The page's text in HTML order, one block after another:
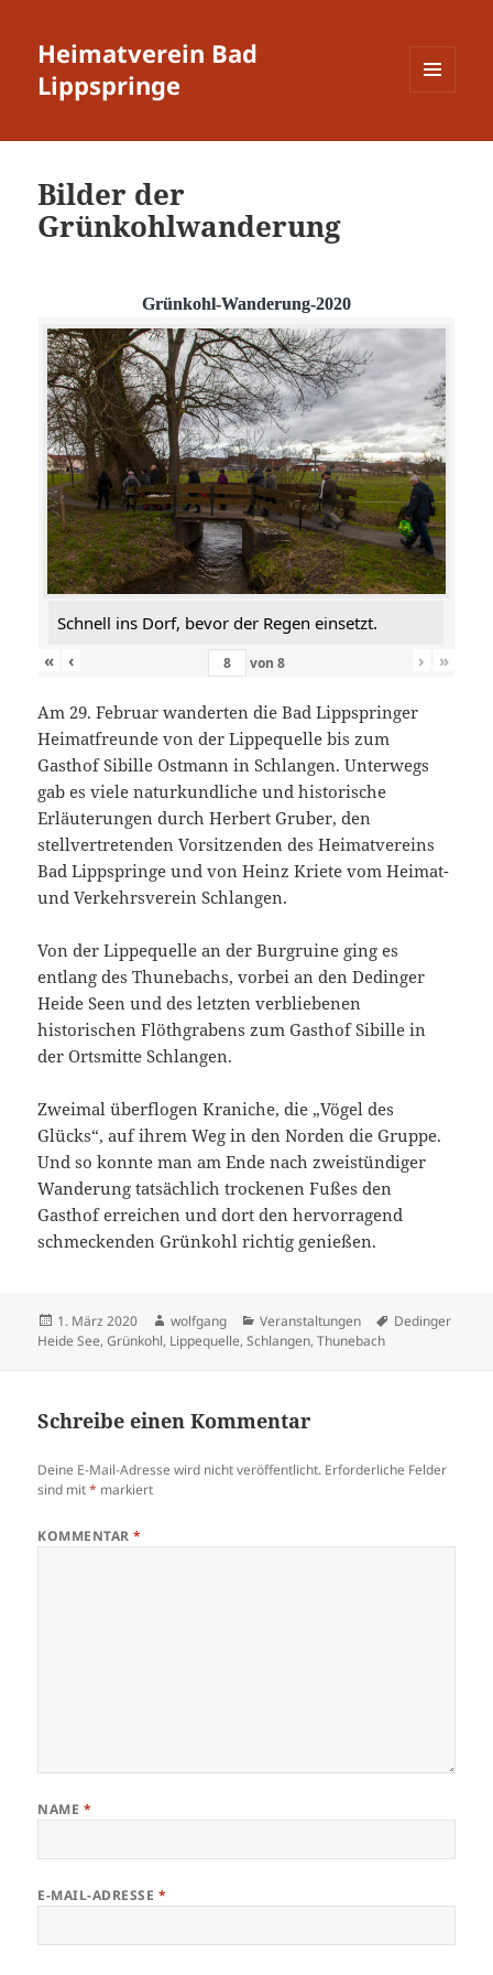
Heimatverein Bad
Lippspringe
WIDGETS
Bilder der
Grünkohlwanderung
Grünkohl-Wanderung-2020
Schnell ins Dorf, bevor der Regen einsetzt.
«
‹ von 8 › »
Am 29. Februar wanderten die Bad Lippspringer
Heimatfreunde von der Lippequelle bis zum
Gasthof Sibille Ostmann in Schlangen. Unterwegs
gab es viele naturkundliche und historische
Erläuterungen durch Herbert Gruber, den
stellvertretenden Vorsitzenden des Heimatvereins
Bad Lippspringe und von Heinz Kriete vom Heimat-
und Verkehrsverein Schlangen.
Von der Lippequelle an der Burgruine ging es
entlang des Thunebachs, vorbei an den Dedinger
Heide Seen und des letzten verbliebenen
historischen Flöthgrabens zum Gasthof Sibille in
der Ortsmitte Schlangen.
Zweimal überflogen Kraniche, die „Vögel des
Glücks“, auf ihrem Weg in den Norden die Gruppe.
Und so konnte man am Ende nach zweistündiger
Wanderung tatsächlich trockenen Fußes den
Gasthof erreichen und dort den hervorragend
schmeckenden Grünkohl richtig genießen.
Veröffentlicht
am
1. März 2020 Autor
wolfgang Kategorien
Veranstaltungen Schlagwörter
Dedinger
Heide See,Grünkohl, Lippequelle,Schlangen,Thunebach
Schreibe einen Kommentar
Deine E-Mail-Adresse wird nicht veröffentlicht. Erforderliche Felder
sind mit* markiert
KOMMENTAR*
NAME *
E-MAIL-ADRESSE *